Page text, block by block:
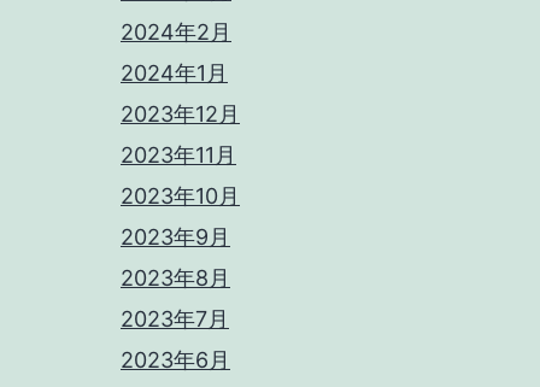
2024年2月
2024年1月
2023年12月
2023年11月
2023年10月
2023年9月
2023年8月
2023年7月
2023年6月